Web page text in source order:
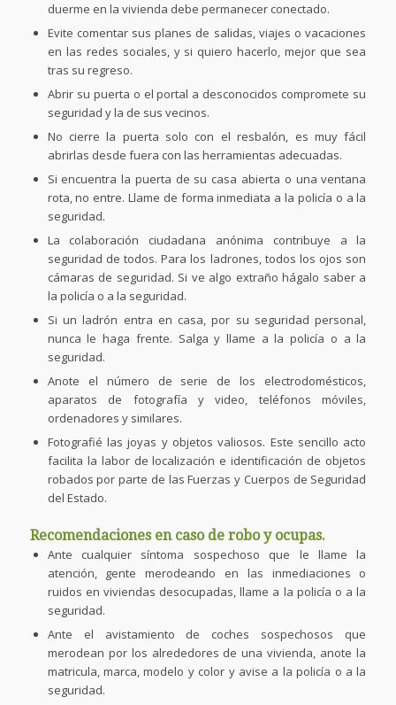
duerme en la vivienda debe permanecer conectado.
Evite comentar sus planes de salidas, viajes o vacaciones
en las redes sociales, y si quiero hacerlo, mejor que sea
tras su regreso.
Abrir su puerta o el portal a desconocidos compromete su
seguridad y la de sus vecinos.
No cierre la puerta solo con el resbalón, es muy fácil
abrirlas desde fuera con las herramientas adecuadas.
Si encuentra la puerta de su casa abierta o una ventana
rota, no entre. Llame de forma inmediata a la policía o a la
seguridad.
La colaboración ciudadana anónima contribuye a la
seguridad de todos. Para los ladrones, todos los ojos son
cámaras de seguridad. Si ve algo extraño hágalo saber a
la policía o a la seguridad.
Si un ladrón entra en casa, por su seguridad personal,
nunca le haga frente. Salga y llame a la policía o a la
seguridad.
Anote el número de serie de los electrodomésticos,
aparatos de fotografía y video, teléfonos móviles,
ordenadores y similares.
Fotografié las joyas y objetos valiosos. Este sencillo acto
facilita la labor de localización e identificación de objetos
robados por parte de las Fuerzas y Cuerpos de Seguridad
del Estado.
Recomendaciones en caso de robo y ocupas.
Ante cualquier síntoma sospechoso que le llame la
atención, gente merodeando en las inmediaciones o
ruidos en viviendas desocupadas, llame a la policía o a la
seguridad.
Ante el avistamiento de coches sospechosos que
merodean por los alrededores de una vivienda, anote la
matricula, marca, modelo y color y avise a la policía o a la
seguridad.